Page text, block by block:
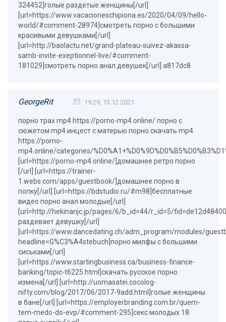
324452]голые раздетые женщины[/url]
[url=https://www.vacacioneschipiona.es/2020/04/09/hello-
world/#comment-28974]смотреть порно с большими
красивыми девушками[/url]
[url=http://baolactu.net/grand-plateau-suivez-akassa-
samb-invite-exeptionnel-live/#comment-
181029]смотреть порно анал девушек[/url] a817dc8
GeorgeRit 19:29, 13.12.2021
порно трах mp4 https://porno-mp4.online/ порно с
сюжетом mp4 инцест с матерью порно скачать mp4
https://porno-
mp4.online/categories/
[url=https://porno-mp4.online/]домашнее ретро порно
[/url] [url=https://trainer-
1.webs.com/apps/guestbook/]домашнее порно в
попку[/url] [url=https://bdstudio.ru/#m98]бесплатные
видео порно анал молодые[/url]
[url=http://hekinanjc.jp/pages/6/b_id=44/r_id=5/
раздевает девушку[/url]
[url=https://www.dancedating.ch/adm_program/modules/
headline=G%C3%A4stebuch]порно милфы с большими
сиськами[/url]
[url=https://www.startingbusiness.ca/business-finance-
banking/topic-t6225.html]скачать русское порно
измена[/url] [url=http://uomasatei.cocolog-
nifty.com/blog/2017/06/2017-9add.html]голые женщины
в бане[/url] [url=https://employerbranding.com.br/quem-
tem-medo-do-evp/#comment-295]секс молодых 18